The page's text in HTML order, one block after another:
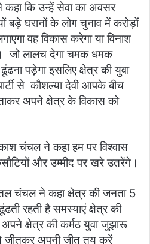
कहा कि उन्हें सेवा का अवसर
बड़े घरानों के लोग चुनाव में करोड़ों
वह विकास करेगा या विनाश
जो लालच देगा चमक धमक
पड़ेगा इसलिए क्षेत्र की युवा
से कौशल्या देवी आपके बीच
अपने क्षेत्र के विकास को
चंचल ने कहा हम पर विश्वास
और उम्मीद पर खरे उतरेंगे।
चंचल ने कहा क्षेत्र की जनता 5
रहती है समस्याएं क्षेत्र की
क्षेत्र की कर्मठ युवा जुझारू
से जीतकर अपनी जीत तय करें